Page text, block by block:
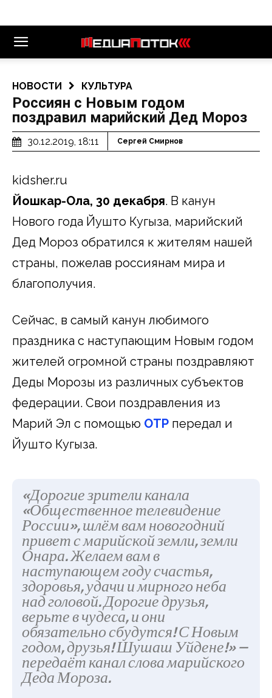
НОВОСТИ КУЛЬТУРА
Россиян с Новым годом
поздравил марийский Дед Мороз
30.12.2019, 18:11 Сергей Смирнов
kidsher.ru
Йошкар-Ола, 30 декабря. В канун
Нового года Йушто Кугыза, марийский
Дед Мороз обратился к жителям нашей
страны, пожелав россиянам мира и
благополучия.
Сейчас, в самый канун любимого
праздника с наступающим Новым годом
жителей огромной страны поздравляют
Деды Морозы из различных субъектов
федерации. Свои поздравления из
Марий Эл с помощью ОТР передал и
Йушто Кугыза.
«Дорогие зрители канала
«Общественное телевидение
России», шлём вам новогодний
привет с марийской земли, земли
Онара. Желаем вам в
наступающем году счастья,
здоровья, удачи и мирного неба
над головой. Дорогие друзья,
верьте в чудеса, и они
обязательно сбудутся! С Новым
годом, друзья! Шушаш Уйдене!» —
передаёт канал слова марийского
Деда Мороза.